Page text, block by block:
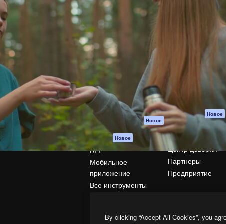
для создания
Более 1 миллиона
креаторов,
и студий.
Spaces
ИИ-помощник
Генератор
изображений ИИ
Генератор видео
ИИ
Генератор голоса
на основе ИИ
Стоковый контент
MCP для
Claude/ChatGPT
Новое
Агенты Новое
API
Мобильное
приложение
Все инструменты
Документация по
поддержки
Условия и
положения
Политика
Оригиналы Новое
Политика файлов
cookie
Центр доверия
Партнеры
Предприятие
By clicking “Accept All Cookies”, you